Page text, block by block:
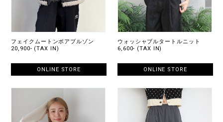
フェイクムートンボアブルゾン
20,900- (TAX IN)
ONLINE STORE
ウォッシャブルタートルニット
6,600- (TAX IN)
ONLINE STORE